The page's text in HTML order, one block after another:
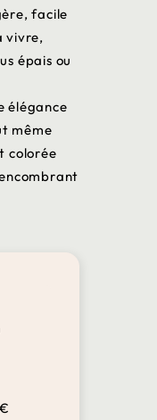
facile
vivre,
épais ou
élégance
même
colorée